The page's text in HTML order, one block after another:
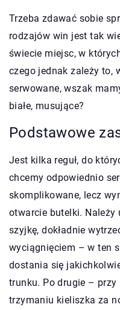
Trzeba zdawać sobie
rodzajów win jest tak
świecie miejsc, w
czego jednak zależy to,
serwowane, wszak
białe, musujące?
Podstawowe
Jest kilka reguł, do
chcemy odpowiednio
skomplikowane, lecz
otwarcie butelki. Należy
szyjkę, dokładnie
wyciągnięciem – w ten
dostania się
trunku. Po drugie –
trzymaniu kieliszka za